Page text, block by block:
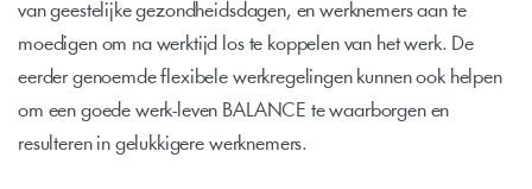
van geestelijke gezondheidsdagen, en werknemers aan te
moedigen om na werktijd los te koppelen van het werk. De
eerder genoemde flexibele werkregelingen kunnen ook helpen
om een goede werk-leven BALANCE te waarborgen en
resulteren in gelukkigere werknemers.